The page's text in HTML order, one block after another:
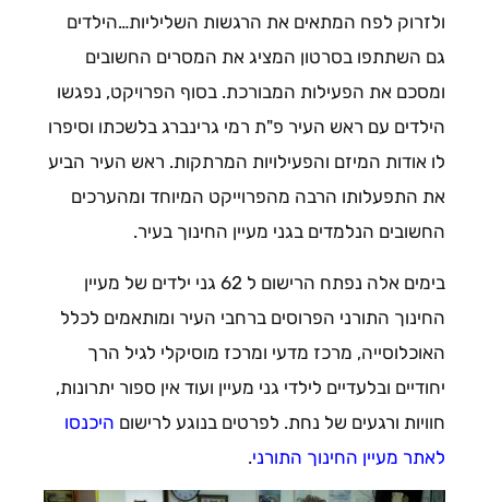
ולזרוק לפח המתאים את הרגשות השליליות…הילדים
גם השתתפו בסרטון המציג את המסרים החשובים
ומסכם את הפעילות המבורכת. בסוף הפרויקט, נפגשו
הילדים עם ראש העיר פ"ת רמי גרינברג בלשכתו וסיפרו
לו אודות המיזם והפעילויות המרתקות. ראש העיר הביע
את התפעלותו הרבה מהפרוייקט המיוחד ומהערכים
החשובים הנלמדים בגני מעיין החינוך בעיר.
בימים אלה נפתח הרישום ל 62 גני ילדים של מעיין
החינוך התורני הפרוסים ברחבי העיר ומותאמים לכלל
האוכלוסייה, מרכז מדעי ומרכז מוסיקלי לגיל הרך
יחודיים ובלעדיים לילדי גני מעיין ועוד אין ספור יתרונות,
חוויות ורגעים של נחת. לפרטים בנוגע לרישום היכנסו
לאתר מעיין החינוך התורני.